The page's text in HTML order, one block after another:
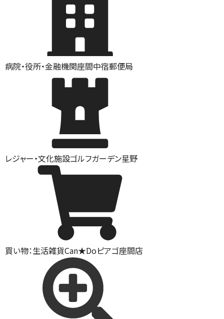
病院・役所・金融機関座間中宿郵便局
レジャー・文化施設ゴルフガーデン星野
買い物：生活雑貨Can★Doピアゴ座間店